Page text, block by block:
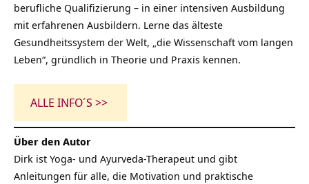
berufliche Qualifizierung – in einer intensiven Ausbildung
mit erfahrenen Ausbildern. Lerne das älteste
Gesundheitssystem der Welt, „die Wissenschaft vom langen
Leben“, gründlich in Theorie und Praxis kennen.
ALLE INFO´S >>
Über den Autor
Dirk ist Yoga- und Ayurveda-Therapeut und gibt
Anleitungen für alle, die Motivation und praktische